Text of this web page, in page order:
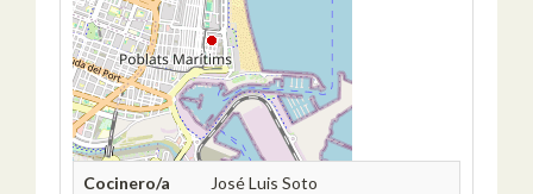
Cocinero/a José Luis Soto